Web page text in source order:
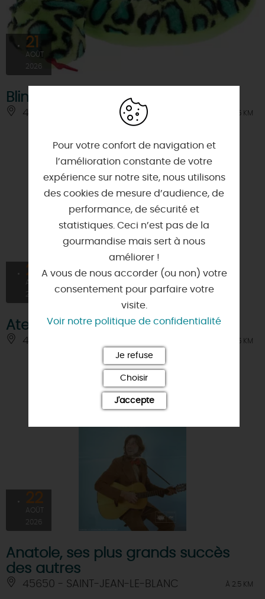
21
AOÛT
2026
Blind test des médiathèques
45650 - SAINT-JEAN-LE-BLANC À 2.5 KM
21
AOÛT
2026
Atelier nature BIRDGO
45650 - SAINT-JEAN-LE-BLANC À 2.5 KM
22
AOÛT
2026
Anatole, ses plus grands succès
des autres
45650 - SAINT-JEAN-LE-BLANC À 2.5 KM
Pour votre confort de navigation et
l’amélioration constante de votre
expérience sur notre site, nous utilisons
des cookies de mesure d’audience, de
performance, de sécurité et
statistiques. Ceci n’est pas de la
gourmandise mais sert à nous
améliorer !
A vous de nous accorder (ou non) votre
consentement pour parfaire votre
visite.
Voir notre politique de confidentialité
Je refuse
Choisir
J'accepte